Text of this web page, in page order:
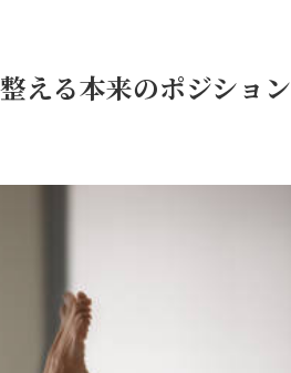
える本来のポジション